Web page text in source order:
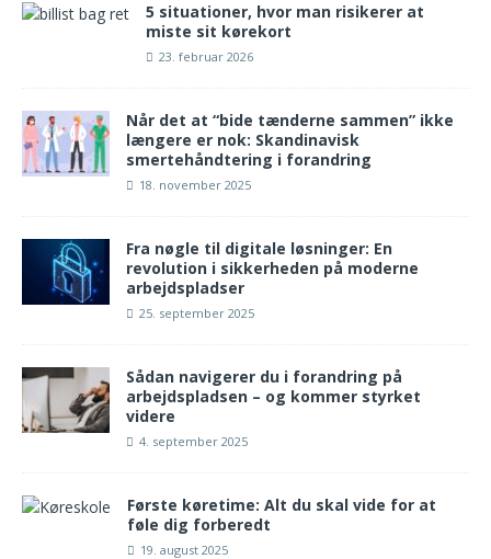
5 situationer, hvor man risikerer at
miste sit kørekort
23. februar 2026
Når det at “bide tænderne sammen” ikke
længere er nok: Skandinavisk
smertehåndtering i forandring
18. november 2025
Fra nøgle til digitale løsninger: En
revolution i sikkerheden på moderne
arbejdspladser
25. september 2025
Sådan navigerer du i forandring på
arbejdspladsen – og kommer styrket
videre
4. september 2025
Første køretime: Alt du skal vide for at
føle dig forberedt
19. august 2025